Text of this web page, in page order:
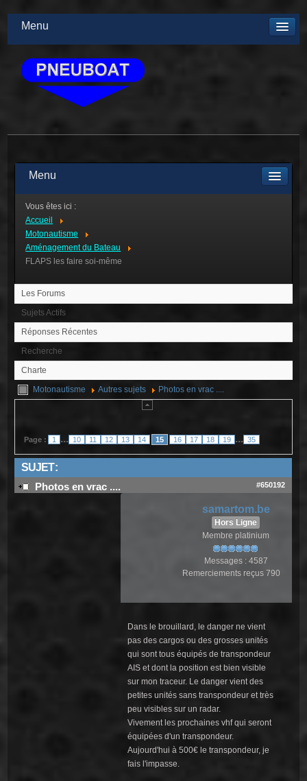
Menu
Menu
Vous êtes ici :
Accueil
Motonautisme
Aménagement du Bateau
FLAPS les faire soi-même
Les Forums
Sujets Actifs
Réponses Récentes
Recherche
Charte
Motonautisme
Autres sujets Photos en vrac ....
Page : 1 ... 10 11 12 13 14 15 16 17 18 19 ... 35
SUJET :
Photos en vrac .... #650192
samartom.be
Hors Ligne
Membre platinium
Messages : 4587
Remerciements reçus 790
Dans le brouillard, le danger ne vient
pas des cargos ou des grosses unités
qui sont tous équipés de transpondeur
AIS et dont la position est bien visible
sur mon traceur. Le danger vient des
petites unités sans transpondeur et très
peu visibles sur un radar.
Vivement les prochaines vhf qui seront
équipées d'un transpondeur.
Aujourd'hui à 500€ le transpondeur, je
fais l'impasse.